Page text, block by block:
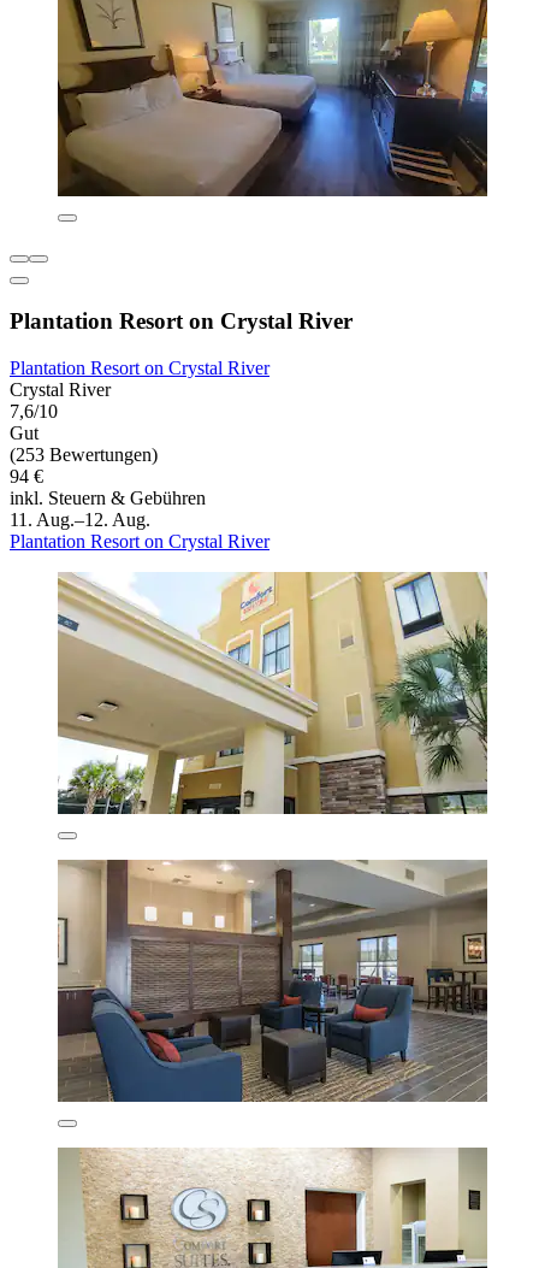
Plantation Resort on Crystal River
Plantation Resort on Crystal River
Crystal River
7,6/10
Gut
(253 Bewertungen)
94 €
inkl. Steuern & Gebühren
11. Aug.–12. Aug.
Plantation Resort on Crystal River